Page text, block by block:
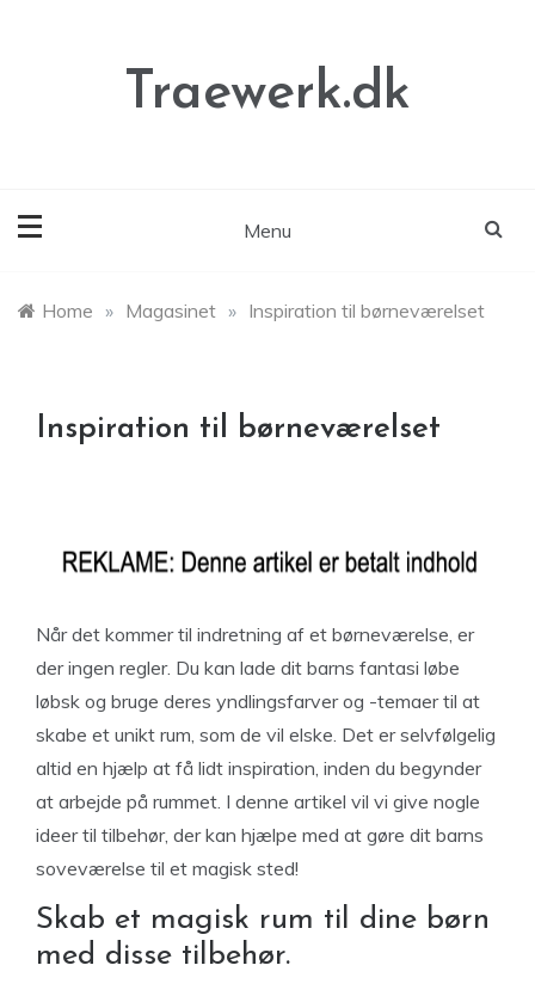
Traewerk.dk
Menu
Home » Magasinet » Inspiration til børneværelset
Inspiration til børneværelset
Når det kommer til indretning af et børneværelse, er
der ingen regler. Du kan lade dit barns fantasi løbe
løbsk og bruge deres yndlingsfarver og -temaer til at
skabe et unikt rum, som de vil elske. Det er selvfølgelig
altid en hjælp at få lidt inspiration, inden du begynder
at arbejde på rummet. I denne artikel vil vi give nogle
ideer til tilbehør, der kan hjælpe med at gøre dit barns
soveværelse til et magisk sted!
Skab et magisk rum til dine børn
med disse tilbehør.